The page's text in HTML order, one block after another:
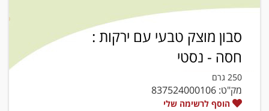
סבון מוצק טבעי עם ירקות :
חסה - נסטי
250 גרם
מק"ט: 837524000106
הוסף לרשימה שלי